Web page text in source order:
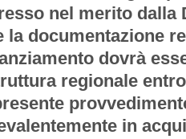
nel merito dalla
la documentazione
dovrà
regionale
in